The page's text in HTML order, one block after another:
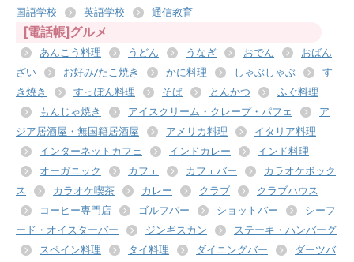
国語学校 英語学校 通信教育
[電話帳]グルメ
あんこう料理 うどん うなぎ おでん
おばん
ざい
お好み/たこ焼き かに料理 しゃぶしゃぶ
す
き焼き
すっぽん料理 そば とんかつ
ふぐ料理
もんじゃ焼き
アイスクリーム・クレープ・パフェ
ア
ジア居酒屋・無国籍居酒屋
アメリカ料理
イタリア料理
インターネットカフェ
インドカレー
インド料理
オーガニック
カフェ カフェバー
カラオケボック
ス
カラオケ喫茶 カレー クラブ
クラブハウス
コーヒー専門店
ゴルフバー ショットバー
シーフ
ード・オイスターバー
ジンギスカン
ステーキ・ハンバーグ
スペイン料理
タイ料理 ダイニングバー
ダーツバ